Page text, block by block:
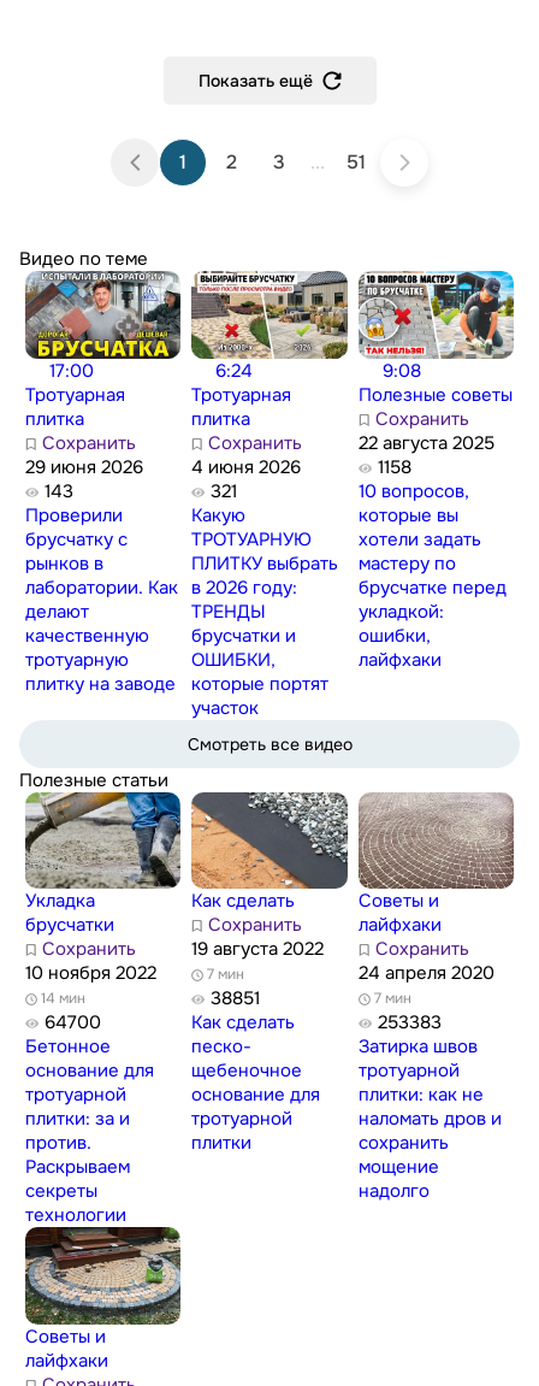
Показать ещё
1 2 3 ... 51
Видео по теме
17:00
Тротуарная
плитка
Сохранить
29 июня 2026
143
Проверили
брусчатку с
рынков в
лаборатории. Как
делают
качественную
тротуарную
плитку на заводе
6:24
Тротуарная
плитка
Сохранить
4 июня 2026
321
Какую
ТРОТУАРНУЮ
ПЛИТКУ выбрать
в 2026 году:
ТРЕНДЫ
брусчатки и
ОШИБКИ,
которые портят
участок
9:08
Полезные советы
Сохранить
22 августа 2025
1158
10 вопросов,
которые вы
хотели задать
мастеру по
брусчатке перед
укладкой:
ошибки,
лайфхаки
Смотреть все видео
Полезные статьи
Укладка
брусчатки
Сохранить
10 ноября 2022
14 мин
64700
Бетонное
основание для
тротуарной
плитки: за и
против.
Раскрываем
секреты
технологии
Как сделать
Сохранить
19 августа 2022
7 мин
38851
Как сделать
песко-
щебеночное
основание для
тротуарной
плитки
Советы и
лайфхаки
Сохранить
24 апреля 2020
7 мин
253383
Затирка швов
тротуарной
плитки: как не
наломать дров и
сохранить
мощение
надолго
Советы и
лайфхаки